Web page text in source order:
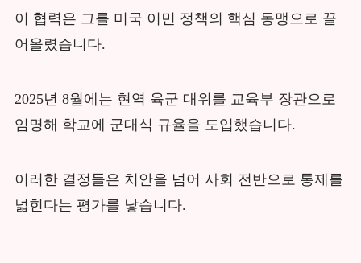
이 협력은 그를 미국 이민 정책의 핵심 동맹으로 끌
어올렸습니다.
2025년 8월에는 현역 육군 대위를 교육부 장관으로
임명해 학교에 군대식 규율을 도입했습니다.
이러한 결정들은 치안을 넘어 사회 전반으로 통제를
넓힌다는 평가를 낳습니다.